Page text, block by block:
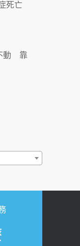
為何奪命
活動 邀
瘻管與肛
死亡
動 靠
釋
「伸